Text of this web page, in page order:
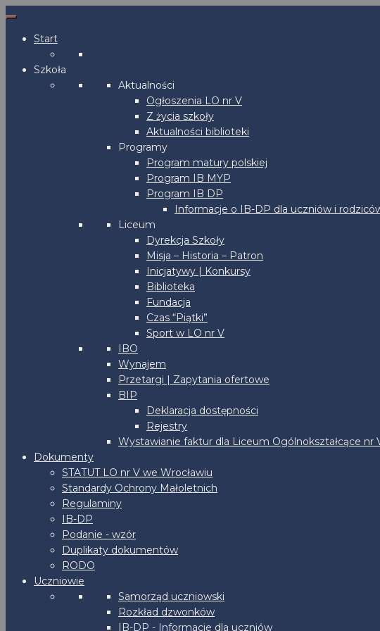
Start
Szkoła
Aktualności
Ogłoszenia LO nr V
Z życia szkoły
Aktualności biblioteki
Programy
Program matury polskiej
Program IB MYP
Program IB DP
Informacje o IB-DP dla uczniów i
Liceum
Dyrekcja Szkoły
Misja – Historia – Patron
Inicjatywy | Konkursy
Biblioteka
Fundacja
Czas “Piątki”
Sport w LO nr V
IBO
Wynajem
Przetargi | Zapytania ofertowe
BIP
Deklaracja dostępności
Rejestry
Wystawianie faktur dla Liceum Ogólnokształcące nr
Dokumenty
STATUT LO nr V we Wrocławiu
Standardy Ochrony Małoletnich
Regulaminy
IB-DP
Podanie - wzór
Duplikaty dokumentów
RODO
Uczniowie
Samorząd uczniowski
Rozkład dzwonków
IB-DP - Informacje dla uczniów